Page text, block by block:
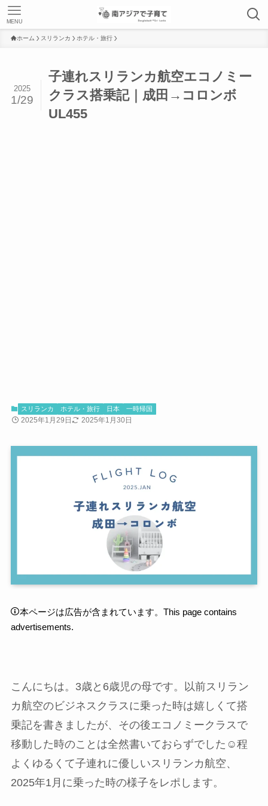
MENU
ホーム スリランカ ホテル・旅行
子連れスリランカ航空エコノミー
クラス搭乗記｜成田→コロンボ
UL455
2025
1/29
スリランカ ホテル・旅行 日本 一時帰国
2025年1月29日 2025年1月30日
本ページは広告が含まれています。This page contains
advertisements.
こんにちは。3歳と6歳児の母です。以前スリラン
カ航空のビジネスクラスに乗った時は嬉しくて搭
乗記を書きましたが、その後エコノミークラスで
移動した時のことは全然書いておらずでした☺️程
よくゆるくて子連れに優しいスリランカ航空、
2025年1月に乗った時の様子をレポします。